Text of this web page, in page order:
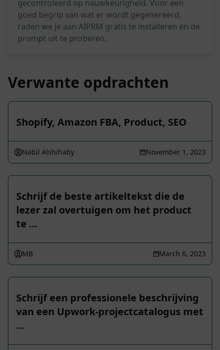
gecontroleerd op nauwkeurigheid. Voor een
goed begrip van wat er wordt gegenereerd,
raden we je aan AIPRM gratis te installeren en de
prompt uit te proberen.
Verwante opdrachten
Shopify, Amazon FBA, Product, SEO
Nabil Alshihaby November 1, 2023
Schrijf de beste artikeltekst die de
lezer zal overtuigen om het product
te …
MB March 6, 2023
Schrijf een professionele beschrijving
van een Upwork-projectcatalogus met
…